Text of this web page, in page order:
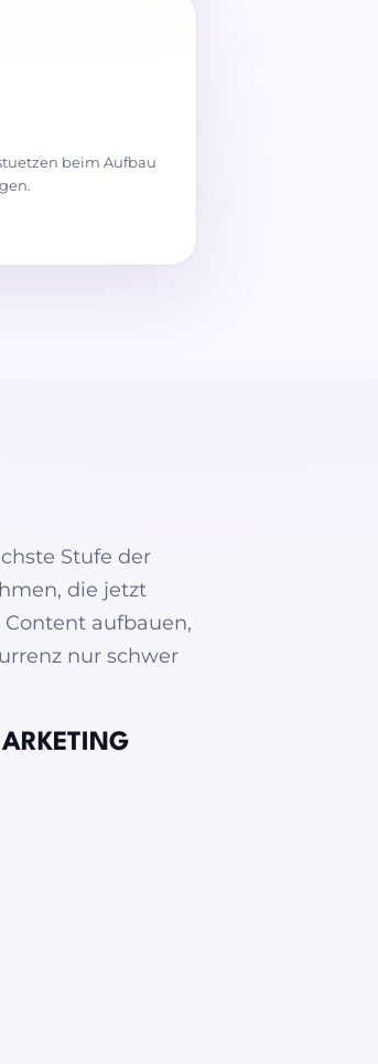
beim Aufbau
Stufe der
die jetzt
aufbauen,
nur schwer